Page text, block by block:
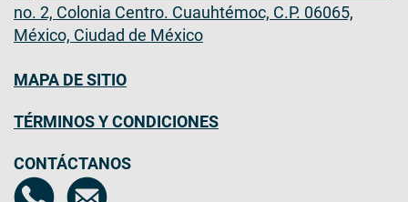
no. 2, Colonia Centro. Cuauhtémoc, C.P. 06065,
México, Ciudad de México
MAPA DE SITIO
TÉRMINOS Y CONDICIONES
CONTÁCTANOS